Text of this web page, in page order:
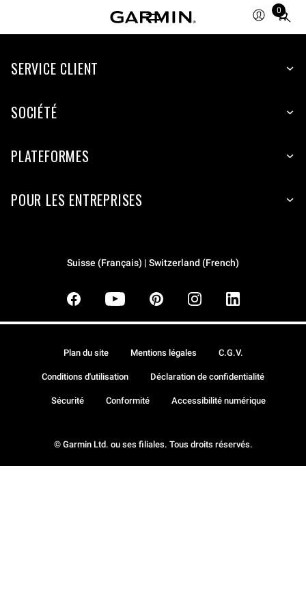
0
Total
items
cart:
SERVICE CLIENT
SOCIÉTÉ
PLATEFORMES
POUR LES ENTREPRISES
Suisse (Français) | Switzerland (French)
© Garmin Ltd. ou ses filiales. Tous droits réservés.
Plan du site Mentions légales C.G.V.
Conditions d'utilisation Déclaration de confidentialité
Sécurité Conformité Accessibilité numérique